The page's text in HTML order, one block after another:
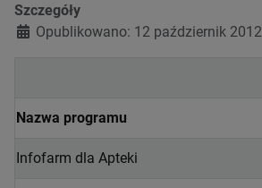
Szczegóły
Opublikowano: 12 październik 2012
Nazwa programu
Infofarm dla Apteki